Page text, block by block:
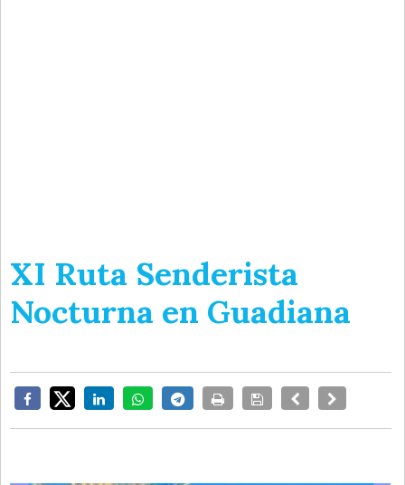
XI Ruta Senderista
Nocturna en Guadiana